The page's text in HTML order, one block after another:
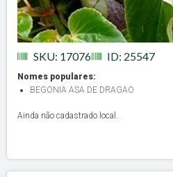
SKU: 17076 ID: 25547
Nomes populares:
BEGONIA ASA DE DRAGAO
Ainda não cadastrado local.